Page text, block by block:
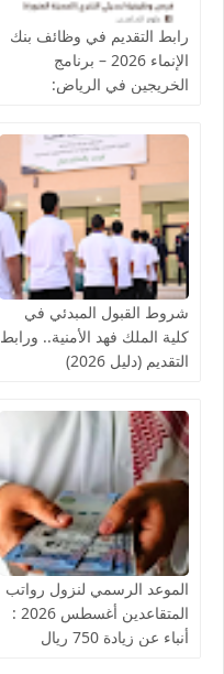
رابط التقديم في وظائف بنك
الإنماء 2026 – برنامج
الخريجين في الرياض:
شروط القبول المبدئي في
كلية الملك فهد الأمنية.. ورابط
التقديم (دليل 2026)
الموعد الرسمي لنزول رواتب
المتقاعدين أغسطس 2026 :
أنباء عن زيادة 750 ريال